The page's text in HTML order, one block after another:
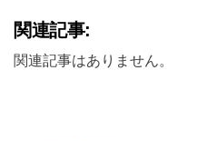
関連記事:
関連記事はありません。